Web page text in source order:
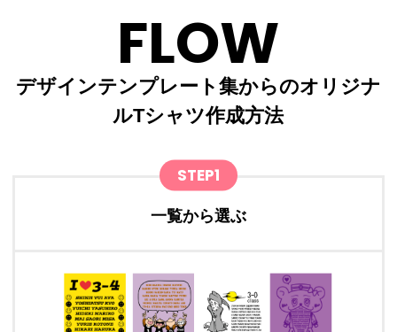
FLOW
デザインテンプレート集からのオリジナ
ルTシャツ作成方法
STEP1
一覧から選ぶ